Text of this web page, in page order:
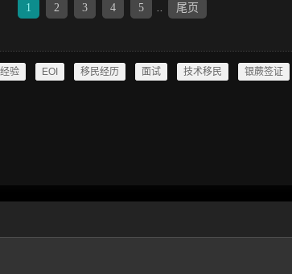
1 2 3 4 5 尾页
验 EOI 移民经历 面试 技术移民 银蕨签证